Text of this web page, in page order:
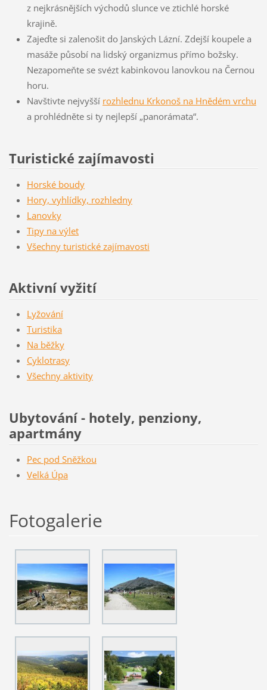
z nejkrásnějších východů slunce ve ztichlé horské
krajině.
Zajeďte si zalenošit do Janských Lázní. Zdejší koupele a
masáže působí na lidský organizmus přímo božsky.
Nezapomeňte se svézt kabinkovou lanovkou na Černou
horu.
Navštivte nejvyšší rozhlednu Krkonoš na Hnědém vrchu
a prohlédněte si ty nejlepší „panorámata“.
Turistické zajímavosti
Horské boudy
Hory, vyhlídky, rozhledny
Lanovky
Tipy na výlet
Všechny turistické zajímavosti
Aktivní vyžití
Lyžování
Turistika
Na běžky
Cyklotrasy
Všechny aktivity
Ubytování - hotely, penziony,
apartmány
Pec pod Sněžkou
Velká Úpa
Fotogalerie